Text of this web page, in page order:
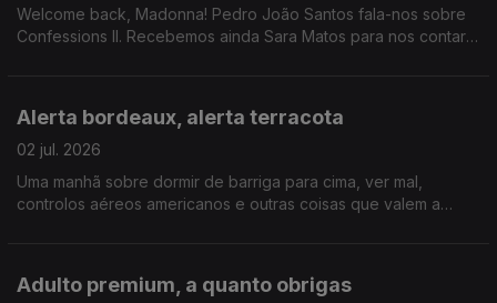
Welcome back, Madonna! Pedro João Santos fala-nos sobre
Confessions II. Recebemos ainda Sara Matos para nos contar
Alerta bordeaux, alerta terracota
02 jul. 2026
Uma manhã sobre dormir de barriga para cima, ver mal,
controlos aéreos americanos e outras coisas que valem a
Adulto premium, a quanto obrigas